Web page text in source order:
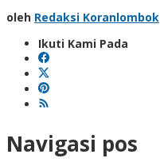
oleh Redaksi Koranlombok
Ikuti Kami Pada
Navigasi pos